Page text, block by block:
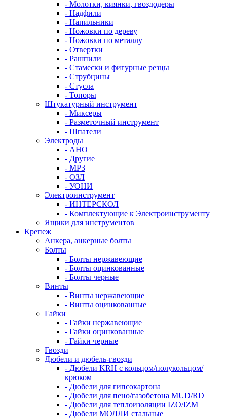
- Молотки, киянки, гвоздодеры
- Надфили
- Напильники
- Ножовки по дереву
- Ножовки по металлу
- Отвертки
- Рашпили
- Стамески и фигурные резцы
- Струбцины
- Стусла
- Топоры
Штукатурный инструмент
- Миксеры
- Разметочный инструмент
- Шпатели
Электроды
- АНО
- Другие
- МР3
- ОЗЛ
- УОНИ
Электроинструмент
- ИНТЕРСКОЛ
- Комплектующие к Электроинструменту
Ящики для инструментов
Крепеж
Анкера, анкерные болты
Болты
- Болты нержавеющие
- Болты оцинкованные
- Болты черные
Винты
- Винты нержавеющие
- Винты оцинкованные
Гайки
- Гайки нержавеющие
- Гайки оцинкованные
- Гайки черные
Гвозди
Дюбели и дюбель-гвозди
- Дюбели KRH с кольцом/полукольцом/
крюком
- Дюбели для гипсокартона
- Дюбели для пено/газобетона MUD/RD
- Дюбели для теплоизоляции IZO/IZM
- Дюбели МОЛЛИ стальные